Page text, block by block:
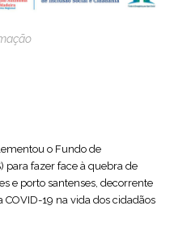
o Fundo de
para fazer face à quebra de
e porto santenses, decorrente
19 na vida dos cidadãos